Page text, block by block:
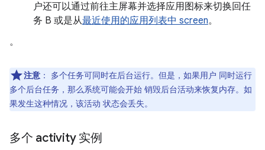
户还可以通过前往主屏幕并选择应用图标来切换回任
务 B 或是从最近使用的应用列表中 screen。
。
注意 ：
多个任务可同时在后台运行。但是，如果用户 同时运行
多个后台任务，那么系统可能会开始 销毁后台活动来恢复内存。如
果发生这种情况，该活动 状态会丢失。
多个 activity 实例